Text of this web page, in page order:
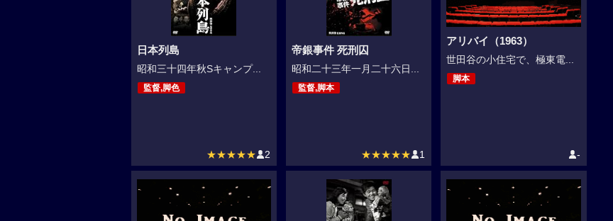
日本列島
昭和三十四年秋Sキャンプ...
監督,脚色
★★★★★ 2
帝銀事件 死刑囚
昭和二十三年一月二十六日...
監督,脚本
★★★★★ 1
アリバイ（1963）
世田谷の小住宅で、極東電...
脚本
-